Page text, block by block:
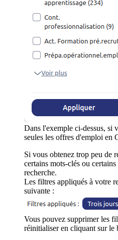
Dans l'exemple ci-dessus, si
seules les offres d'emploi en
Si vous obtenez trop peu de
certains mots-clés ou
recherche.
Les filtres appliqués à votre
suivante :
Vous pouvez supprimer les
réinitialiser en cliquant sur